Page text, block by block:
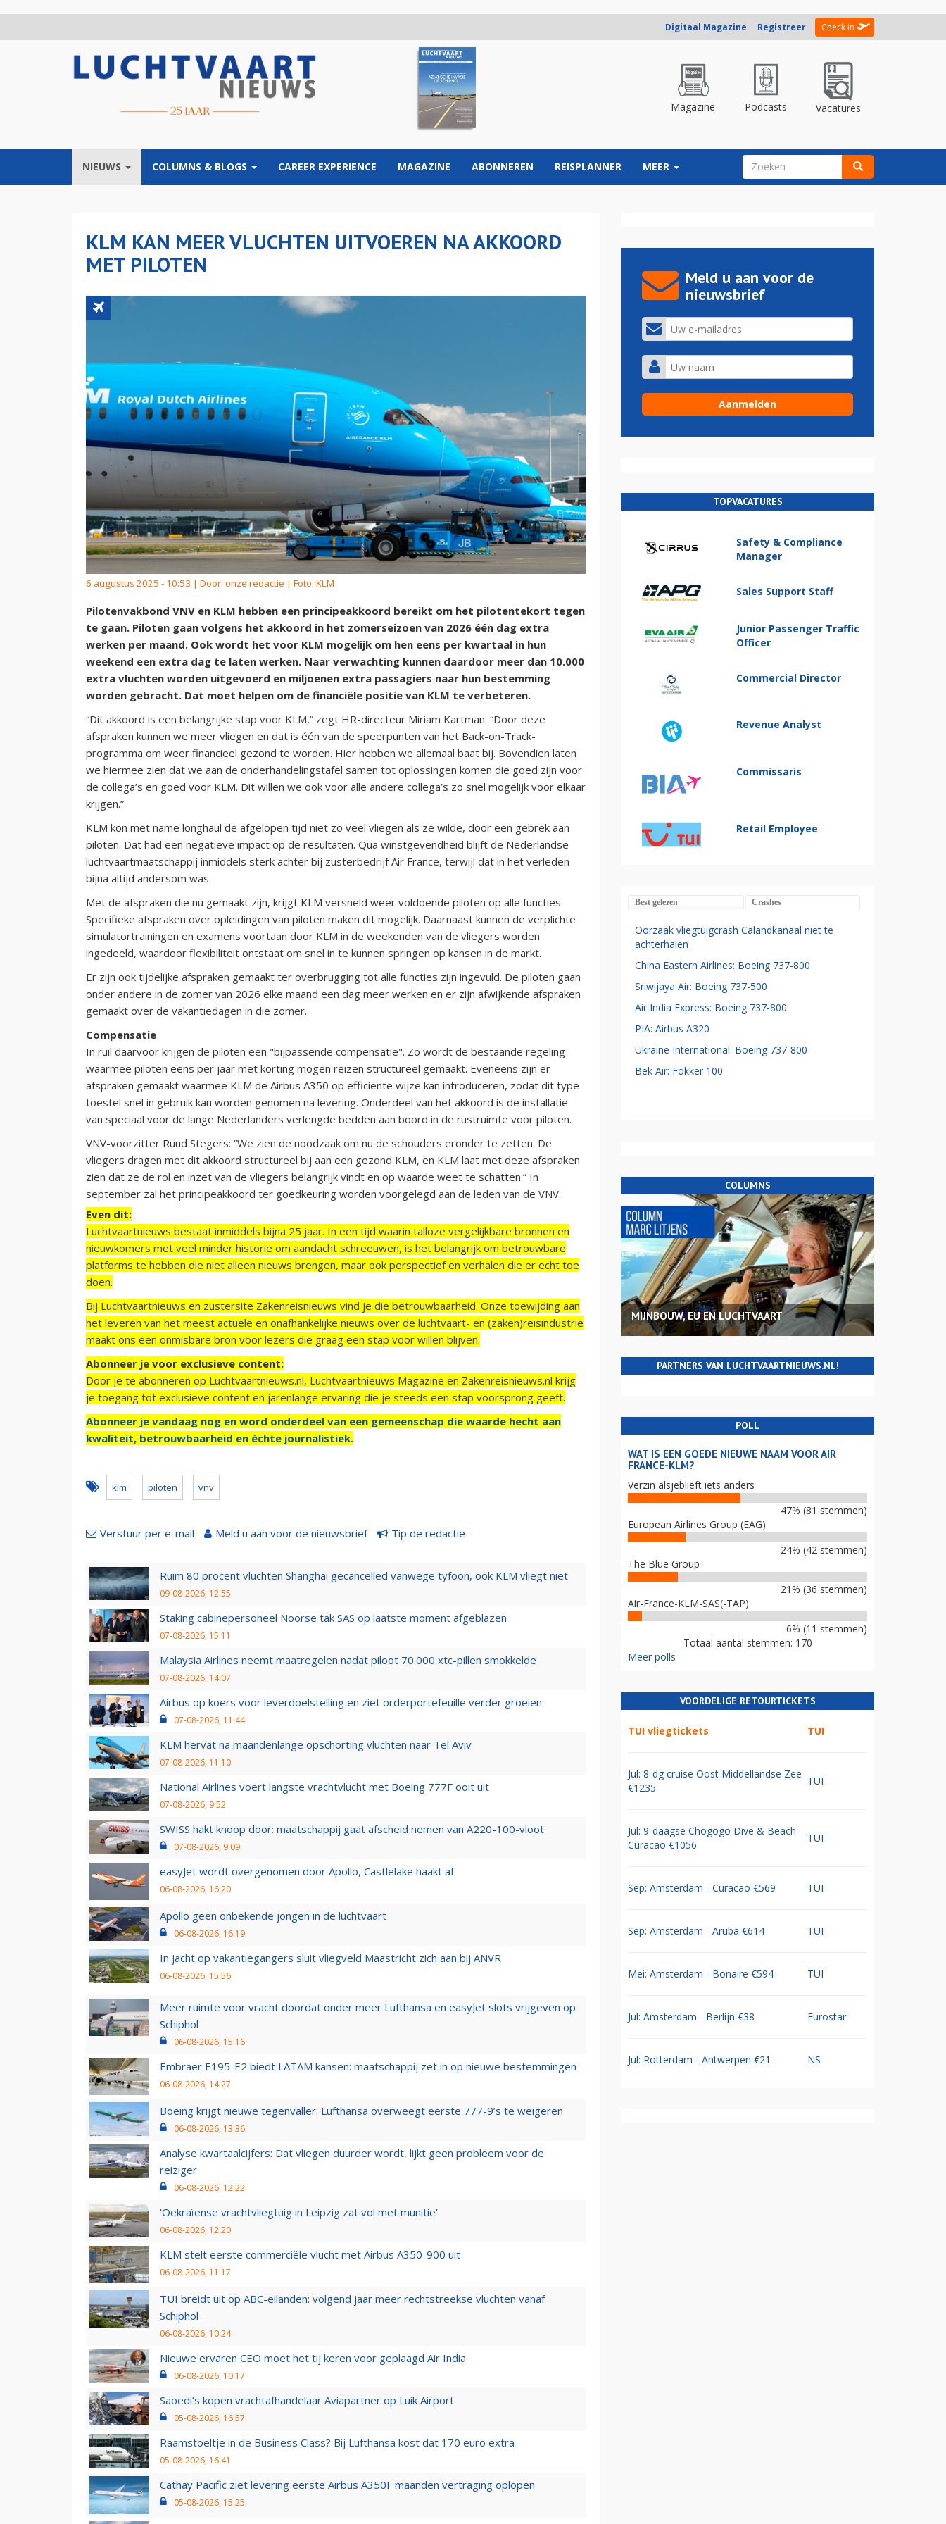
Digitaal Magazine Registreer Check in
Magazine Podcasts Vacatures
NIEUWS COLUMNS & BLOGS CAREER EXPERIENCE MAGAZINE ABONNEREN REISPLANNER MEER ZOEKVELD
KLM KAN MEER VLUCHTEN UITVOEREN NA AKKOORD
MET PILOTEN
6 augustus 2025 - 10:53 | Door: onze redactie | Foto: KLM
Pilotenvakbond VNV en KLM hebben een principeakkoord bereikt om het pilotentekort tegen
te gaan. Piloten gaan volgens het akkoord in het zomerseizoen van 2026 één dag extra
werken per maand. Ook wordt het voor KLM mogelijk om hen eens per kwartaal in hun
weekend een extra dag te laten werken. Naar verwachting kunnen daardoor meer dan 10.000
extra vluchten worden uitgevoerd en miljoenen extra passagiers naar hun bestemming
worden gebracht. Dat moet helpen om de financiële positie van KLM te verbeteren.
“Dit akkoord is een belangrijke stap voor KLM,” zegt HR-directeur Miriam Kartman. “Door deze
afspraken kunnen we meer vliegen en dat is één van de speerpunten van het Back-on-Track-
programma om weer financieel gezond te worden. Hier hebben we allemaal baat bij. Bovendien laten
we hiermee zien dat we aan de onderhandelingstafel samen tot oplossingen komen die goed zijn voor
de collega’s en goed voor KLM. Dit willen we ook voor alle andere collega’s zo snel mogelijk voor elkaar
krijgen.”
KLM kon met name longhaul de afgelopen tijd niet zo veel vliegen als ze wilde, door een gebrek aan
piloten. Dat had een negatieve impact op de resultaten. Qua winstgevendheid blijft de Nederlandse
luchtvaartmaatschappij inmiddels sterk achter bij zusterbedrijf Air France, terwijl dat in het verleden
bijna altijd andersom was.
Met de afspraken die nu gemaakt zijn, krijgt KLM versneld weer voldoende piloten op alle functies.
Specifieke afspraken over opleidingen van piloten maken dit mogelijk. Daarnaast kunnen de verplichte
simulatortrainingen en examens voortaan door KLM in de weekenden van de vliegers worden
ingedeeld, waardoor flexibiliteit ontstaat om snel in te kunnen springen op kansen in de markt.
Er zijn ook tijdelijke afspraken gemaakt ter overbrugging tot alle functies zijn ingevuld. De piloten gaan
onder andere in de zomer van 2026 elke maand een dag meer werken en er zijn afwijkende afspraken
gemaakt over de vakantiedagen in die zomer.
Compensatie
In ruil daarvoor krijgen de piloten een "bijpassende compensatie". Zo wordt de bestaande regeling
waarmee piloten eens per jaar met korting mogen reizen structureel gemaakt. Eveneens zijn er
afspraken gemaakt waarmee KLM de Airbus A350 op efficiënte wijze kan introduceren, zodat dit type
toestel snel in gebruik kan worden genomen na levering. Onderdeel van het akkoord is de installatie
van speciaal voor de lange Nederlanders verlengde bedden aan boord in de rustruimte voor piloten.
VNV-voorzitter Ruud Stegers: “We zien de noodzaak om nu de schouders eronder te zetten. De
vliegers dragen met dit akkoord structureel bij aan een gezond KLM, en KLM laat met deze afspraken
zien dat ze de rol en inzet van de vliegers belangrijk vindt en op waarde weet te schatten.” In
september zal het principeakkoord ter goedkeuring worden voorgelegd aan de leden van de VNV.
Even dit:
Luchtvaartnieuws bestaat inmiddels bijna 25 jaar. In een tijd waarin talloze vergelijkbare bronnen en
nieuwkomers met veel minder historie om aandacht schreeuwen, is het belangrijk om betrouwbare
platforms te hebben die niet alleen nieuws brengen, maar ook perspectief en verhalen die er echt toe
doen.
Bij Luchtvaartnieuws en zustersite Zakenreisnieuws vind je die betrouwbaarheid. Onze toewijding aan
het leveren van het meest actuele en onafhankelijke nieuws over de luchtvaart- en (zaken)reisindustrie
maakt ons een onmisbare bron voor lezers die graag een stap voor willen blijven.
Abonneer je voor exclusieve content:
Door je te abonneren op Luchtvaartnieuws.nl, Luchtvaartnieuws Magazine en Zakenreisnieuws.nl krijg
je toegang tot exclusieve content en jarenlange ervaring die je steeds een stap voorsprong geeft.
Abonneer je vandaag nog en word onderdeel van een gemeenschap die waarde hecht aan
kwaliteit, betrouwbaarheid en échte journalistiek.
klm piloten vnv
Verstuur per e-mail Meld u aan voor de nieuwsbrief Tip de redactie
Ruim 80 procent vluchten Shanghai gecancelled vanwege tyfoon, ook KLM vliegt niet
09-08-2026, 12:55
Staking cabinepersoneel Noorse tak SAS op laatste moment afgeblazen
07-08-2026, 15:11
Malaysia Airlines neemt maatregelen nadat piloot 70.000 xtc-pillen smokkelde
07-08-2026, 14:07
Airbus op koers voor leverdoelstelling en ziet orderportefeuille verder groeien
07-08-2026, 11:44
KLM hervat na maandenlange opschorting vluchten naar Tel Aviv
07-08-2026, 11:10
National Airlines voert langste vrachtvlucht met Boeing 777F ooit uit
07-08-2026, 9:52
SWISS hakt knoop door: maatschappij gaat afscheid nemen van A220-100-vloot
07-08-2026, 9:09
easyJet wordt overgenomen door Apollo, Castlelake haakt af
06-08-2026, 16:20
Apollo geen onbekende jongen in de luchtvaart
06-08-2026, 16:19
In jacht op vakantiegangers sluit vliegveld Maastricht zich aan bij ANVR
06-08-2026, 15:56
Meer ruimte voor vracht doordat onder meer Lufthansa en easyJet slots vrijgeven op
Schiphol
06-08-2026, 15:16
Embraer E195-E2 biedt LATAM kansen: maatschappij zet in op nieuwe bestemmingen
06-08-2026, 14:27
Boeing krijgt nieuwe tegenvaller: Lufthansa overweegt eerste 777-9’s te weigeren
06-08-2026, 13:36
Analyse kwartaalcijfers: Dat vliegen duurder wordt, lijkt geen probleem voor de
reiziger
06-08-2026, 12:22
'Oekraïense vrachtvliegtuig in Leipzig zat vol met munitie'
06-08-2026, 12:20
KLM stelt eerste commerciële vlucht met Airbus A350-900 uit
06-08-2026, 11:17
TUI breidt uit op ABC-eilanden: volgend jaar meer rechtstreekse vluchten vanaf
Schiphol
06-08-2026, 10:24
Nieuwe ervaren CEO moet het tij keren voor geplaagd Air India
06-08-2026, 10:17
Saoedi’s kopen vrachtafhandelaar Aviapartner op Luik Airport
05-08-2026, 16:57
Raamstoeltje in de Business Class? Bij Lufthansa kost dat 170 euro extra
05-08-2026, 16:41
Cathay Pacific ziet levering eerste Airbus A350F maanden vertraging oplopen
05-08-2026, 15:25
Meld u aan voor de
nieuwsbrief
TOPVACATURES
Safety & Compliance
Manager
Sales Support Staff
Junior Passenger Traffic
Officer
Commercial Director
Revenue Analyst
Commissaris
Retail Employee
Best gelezen Crashes
Oorzaak vliegtuigcrash Calandkanaal niet te
achterhalen
China Eastern Airlines: Boeing 737-800
Sriwijaya Air: Boeing 737-500
Air India Express: Boeing 737-800
PIA: Airbus A320
Ukraine International: Boeing 737-800
Bek Air: Fokker 100
COLUMNS
MIJNBOUW, EU EN LUCHTVAART
PARTNERS VAN LUCHTVAARTNIEUWS.NL!
POLL
WAT IS EEN GOEDE NIEUWE NAAM VOOR AIR
FRANCE-KLM?
Verzin alsjeblieft iets anders
47% (81 stemmen)
European Airlines Group (EAG)
24% (42 stemmen)
The Blue Group
21% (36 stemmen)
Air-France-KLM-SAS(-TAP)
6% (11 stemmen)
Totaal aantal stemmen: 170
Meer polls
VOORDELIGE RETOURTICKETS
TUI vliegtickets TUI
Jul: 8-dg cruise Oost Middellandse Zee
€1235
TUI
Jul: 9-daagse Chogogo Dive & Beach
Curacao €1056
TUI
Sep: Amsterdam - Curacao €569 TUI
Sep: Amsterdam - Aruba €614 TUI
Mei: Amsterdam - Bonaire €594 TUI
Jul: Amsterdam - Berlijn €38 Eurostar
Jul: Rotterdam - Antwerpen €21 NS